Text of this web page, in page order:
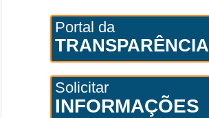
Portal da
TRANSPARÊNCIA
Solicitar
INFORMAÇÕES